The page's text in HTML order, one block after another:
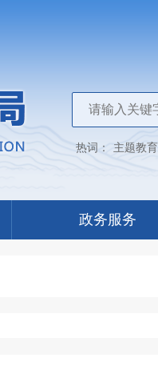
热词： 主题教育
政务服务